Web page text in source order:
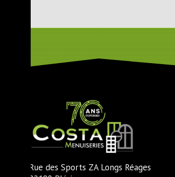
Rue des Sports ZA Longs Réages